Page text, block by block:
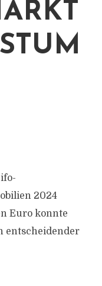
2024
Euro konnte
entscheidender